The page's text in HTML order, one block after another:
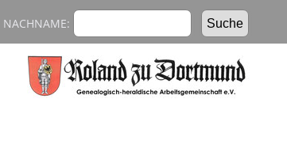
NACHNAME: